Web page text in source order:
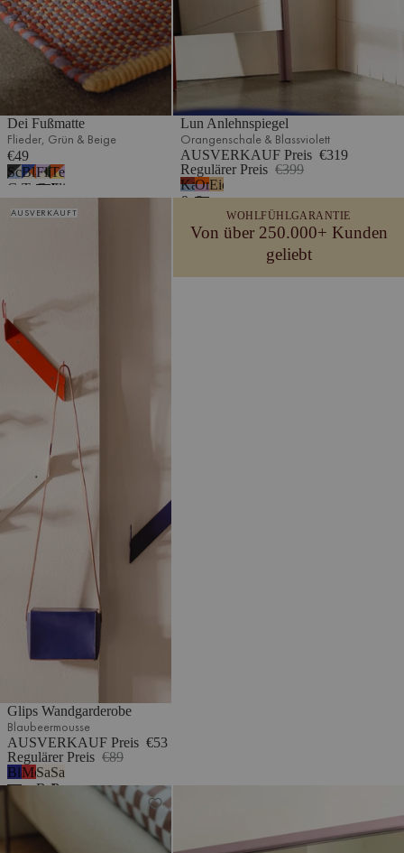
Dei Fußmatte
Flieder, Grün & Beige
€49
Schwarz,
Grau
Hellblau
Blau,
Terrakotta
Flieder,
Grün
Beige
Terrakotta,
Flieder
Gelb
Lun Anlehnspiegel
Orangenschale & Blassviolett
AUSVERKAUF Preis €319
Regulärer Preis €399
Kastanienrot
&
Frostblau
Orangenschale
&
Blassviolett
Eiche
AUSVERKAUFT
Glips Wandgarderobe
Blaubeermousse
AUSVERKAUF Preis €53
Regulärer Preis €89
Blaubeermousse
Mohnenrot
Sand
Beige
Sand
Beige
WOHLFÜHLGARANTIE
Von über 250.000+ Kunden
geliebt
Talo Teppich